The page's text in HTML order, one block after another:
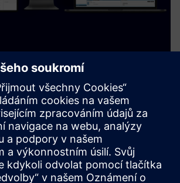
building control
customized solutions for
energy efficiency, and cost savings in
regulations.